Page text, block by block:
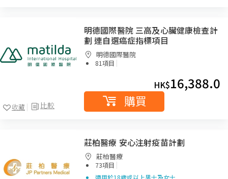
比較
收藏
明德國際醫院 三高及心臟健康檢查計
劃 連自選癌症指標項目
明德國際醫院
81項目 |
HK$16,388.0
購買
莊柏醫療 安心注射疫苗計劃
莊柏醫療
73項目 |
適用於18歲或以上男士及女士